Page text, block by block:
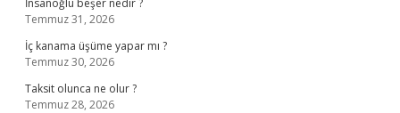
İnsanoğlu beşer nedir ?
Temmuz 31, 2026
İç kanama üşüme yapar mı ?
Temmuz 30, 2026
Taksit olunca ne olur ?
Temmuz 28, 2026